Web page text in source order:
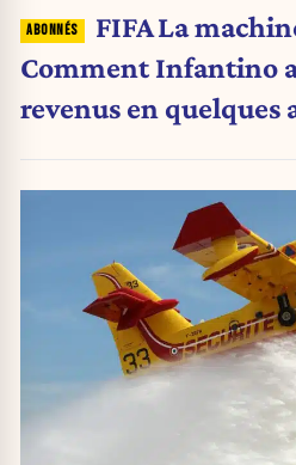
FIFA La
Comment Infantino
revenus en quelques